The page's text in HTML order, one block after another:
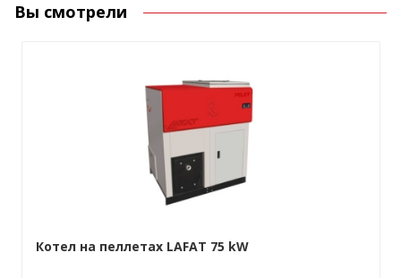
Вы смотрели
Котел на пеллетах LAFAT 75 kW